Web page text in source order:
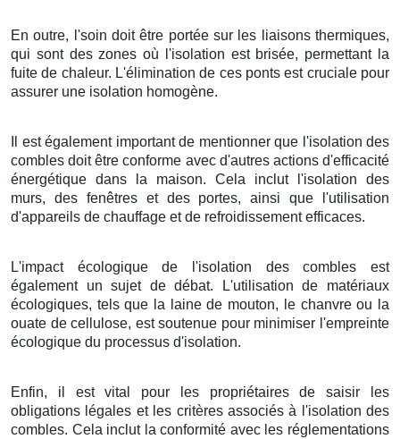
En outre, l'soin doit être portée sur les liaisons thermiques,
qui sont des zones où l'isolation est brisée, permettant la
fuite de chaleur. L'élimination de ces ponts est cruciale pour
assurer une isolation homogène.
Il est également important de mentionner que l'isolation des
combles doit être conforme avec d'autres actions d'efficacité
énergétique dans la maison. Cela inclut l'isolation des
murs, des fenêtres et des portes, ainsi que l'utilisation
d'appareils de chauffage et de refroidissement efficaces.
L'impact écologique de l'isolation des combles est
également un sujet de débat. L'utilisation de matériaux
écologiques, tels que la laine de mouton, le chanvre ou la
ouate de cellulose, est soutenue pour minimiser l'empreinte
écologique du processus d'isolation.
Enfin, il est vital pour les propriétaires de saisir les
obligations légales et les critères associés à l'isolation des
combles. Cela inclut la conformité avec les réglementations